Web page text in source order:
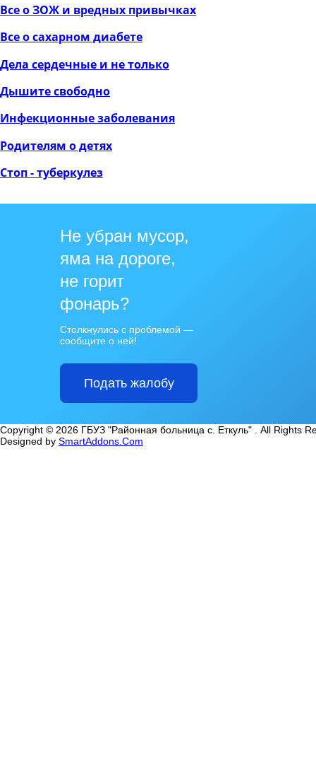
Все о ЗОЖ и вредных привычках
Все о сахарном диабете
Дела сердечные и не только
Дышите свободно
Инфекционные заболевания
Родителям о детях
Стоп - туберкулез
Не убран мусор,
яма на дороге,
не горит
фонарь?
Столкнулись с проблемой —
сообщите о ней!
Подать жалобу
Copyright © 2026 ГБУЗ "Районная больница с. Еткуль" . All Rights
Designed by SmartAddons.Com